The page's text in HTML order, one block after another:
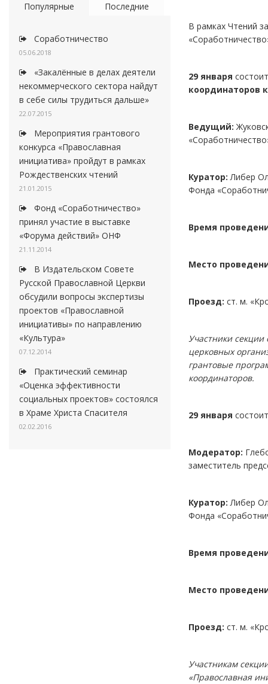
Популярные Последние
Соработничество
05.06.2018
«Закалённые в делах деятели
некоммерческого сектора найдут
в себе силы трудиться дальше»
22.07.2015
Мероприятия грантового
конкурса «Православная
инициатива» пройдут в рамках
Рождественских чтений
21.01.2015
Фонд «Соработничество»
принял участие в выставке
«Форума действий» ОНФ
21.11.2014
В Издательском Совете
Русской Православной Церкви
обсудили вопросы экспертизы
проектов «Православной
инициативы» по направлению
«Культура»
07.12.2014
Практический семинар
«Оценка эффективности
социальных проектов» состоялся
в Храме Христа Спасителя
02.02.2016
В рамках Чтений
29 января
координаторов
Ведущий:
Куратор: Либер
Фонда
Время
Место
Проезд: ст. м.
Участники секции
церковных
грантовые
координаторов.
29 января
Модератор:
заместитель
Куратор: Либер
Фонда
Время
Место
Проезд: ст. м.
Участникам
«Православная